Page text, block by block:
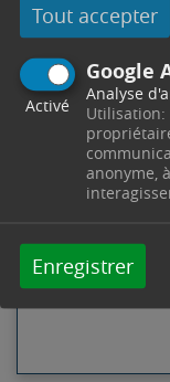
Tout accepter
Google
Activé
Analyse
Utilisation:
anonyme,
Enregistrer
CONTACT
Poste de
13h30